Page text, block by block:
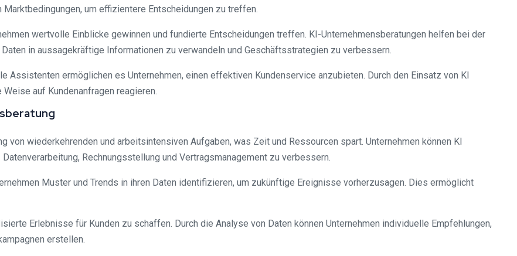
um effizientere Entscheidungen zu treffen.
wertvolle Einblicke gewinnen und fundierte Entscheidungen treffen. KI-Unternehmensberatungen helfen bei der
in aussagekräftige Informationen zu verwandeln und Geschäftsstrategien zu verbessern.
Assistenten ermöglichen es Unternehmen, einen effektiven Kundenservice anzubieten. Durch den Einsatz von KI
auf Kundenanfragen reagieren.
wiederkehrenden und arbeitsintensiven Aufgaben, was Zeit und Ressourcen spart. Unternehmen können KI
Rechnungsstellung und Vertragsmanagement zu verbessern.
Muster und Trends in ihren Daten identifizieren, um zukünftige Ereignisse vorherzusagen. Dies ermöglicht
Erlebnisse für Kunden zu schaffen. Durch die Analyse von Daten können Unternehmen individuelle Empfehlungen,
erstellen.